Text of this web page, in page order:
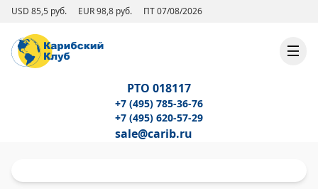
USD 85,5 руб. EUR 98,8 руб. ПТ 07/08/2026
РТО 018117
+7 (495) 785-36-76
+7 (495) 620-57-29
sale@carib.ru